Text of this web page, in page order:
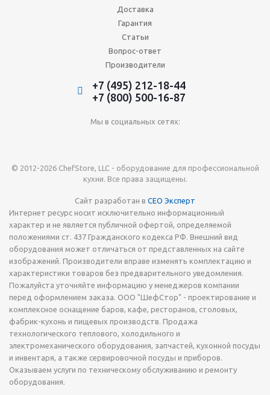
Доставка
Гарантия
Статьи
Вопрос-ответ
Производители
+7 (495) 212-18-44
+7 (800) 500-16-87
Мы в социальных сетях:
© 2012-2026 ChefStore, LLC - оборудование для профессиональной
кухни. Все права защищены.
Сайт разработан в СЕО Эксперт
Интернет ресурс носит исключительно информационный
характер и не является публичной офертой, определяемой
положениями ст. 437 Гражданского кодекса РФ. Внешний вид
оборудования может отличаться от представленных на сайте
изображений. Производители вправе изменять комплектацию и
характеристики товаров без предварительного уведомления.
Пожалуйста уточняйте информацию у менеджеров компании
перед оформлением заказа. ООО "ШефСтор" - проектирование и
комплексное оснащение баров, кафе, ресторанов, столовых,
фабрик-кухонь и пищевых производств. Продажа
технологического теплового, холодильного и
электромеханического оборудования, запчастей, кухонной посуды
и инвентаря, а также сервировочной посуды и приборов.
Оказываем услуги по техническому обслуживанию и ремонту
оборудования.